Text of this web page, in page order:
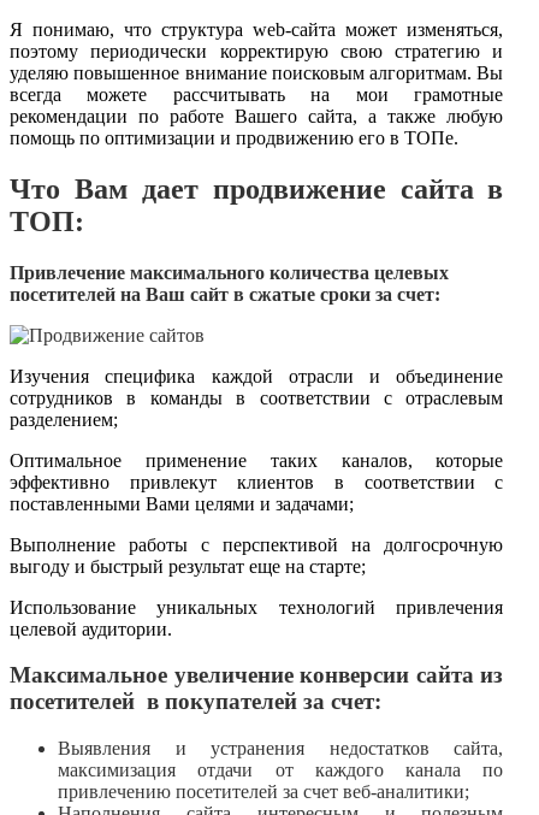
Я понимаю, что структура web-сайта может изменяться,
поэтому периодически корректирую свою стратегию и
уделяю повышенное внимание поисковым алгоритмам. Вы
всегда можете рассчитывать на мои грамотные
рекомендации по работе Вашего сайта, а также любую
помощь по оптимизации и продвижению его в ТОПе.
Что Вам дает продвижение сайта в
ТОП:
Привлечение максимального количества целевых
посетителей на Ваш сайт в сжатые сроки за счет:
Изучения специфика каждой отрасли и объединение
сотрудников в команды в соответствии с отраслевым
разделением;
Оптимальное применение таких каналов, которые
эффективно привлекут клиентов в соответствии с
поставленными Вами целями и задачами;
Выполнение работы с перспективой на долгосрочную
выгоду и быстрый результат еще на старте;
Использование уникальных технологий привлечения
целевой аудитории.
Максимальное увеличение конверсии сайта из
посетителей в покупателей за счет:
Выявления и устранения недостатков сайта,
максимизация отдачи от каждого канала по
привлечению посетителей за счет веб-аналитики;